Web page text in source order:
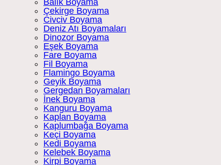
Balık Boyama
Çekirge Boyama
Civciv Boyama
Deniz Atı Boyamaları
Dinozor Boyama
Eşek Boyama
Fare Boyama
Fil Boyama
Flamingo Boyama
Geyik Boyama
Gergedan Boyamaları
İnek Boyama
Kanguru Boyama
Kaplan Boyama
Kaplumbağa Boyama
Keçi Boyama
Kedi Boyama
Kelebek Boyama
Kirpi Boyama